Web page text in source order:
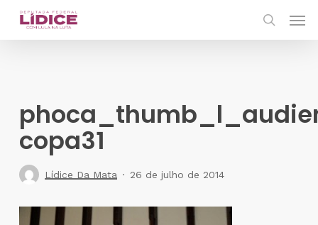
Skip
copa31
Lídice Da Mata 26 de julho de 2014